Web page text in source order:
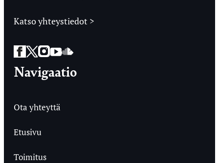
Katso yhteystiedot >
Facebook
Twitter
Instagram
YouTube
SoundCloud
Navigaatio
Ota yhteyttä
Etusivu
Toimitus